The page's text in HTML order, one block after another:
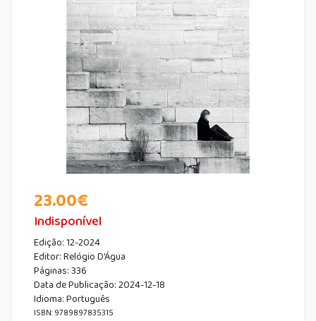
23.00€
Indisponível
Edição:12-2024
Editor:Relógio D'Água
Páginas:336
Data de Publicação:2024-12-18
Idioma:Português
ISBN: 9789897835315